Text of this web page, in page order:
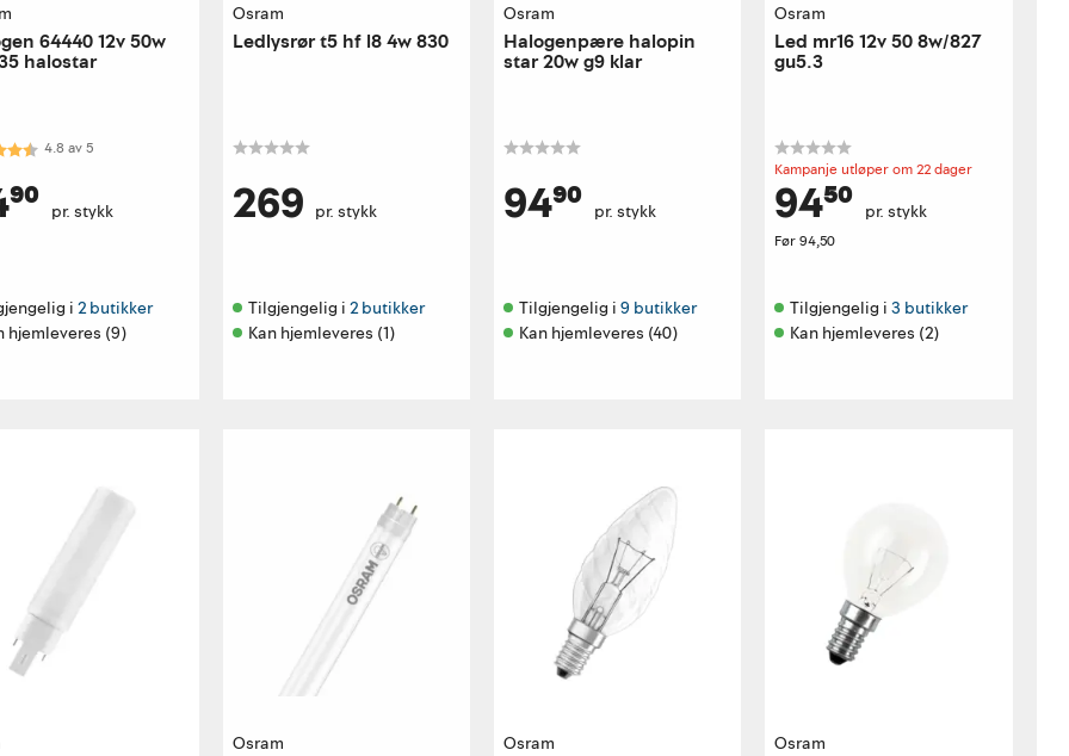
64440 12v 50w
halostar
4.8 av 5 mulige
4.8 av5
pr. stykk
i 2 butikker
hjemleveres (9)
Osram
Ledlysrør t5 hf l8 4w 830
269 pr. stykk
Tilgjengelig i 2 butikker
Kan hjemleveres (1)
Osram
Halogenpære halopin
star 20w g9 klar
94⁹⁰ pr. stykk
Tilgjengelig i 9 butikker
Kan hjemleveres (40)
Osram
Led mr16 12v 50 8w/827
gu5.3
Kampanje utløper om 22 dager
94⁵⁰ pr. stykk
Før 94,50
Tilgjengelig i 3 butikker
Kan hjemleveres (2)
Osram Osram Osram